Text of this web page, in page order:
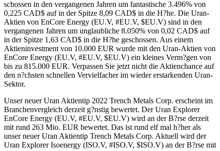
schossen in den vergangenen Jahren um fantastische 3.496% von
0,225 CAD$ auf in der Spitze 8,09 CAD$ in die H?he. Die Uran-
Aktien von EnCore Energy (EU.V, #EU.V, $EU.V) sind in den
vergangenen Jahren um unglaubliche 8.050% von 0,02 CAD$ auf
in der Spitze 1,63 CAD$ in die H?he geschossen. Aus einem
Aktieninvestment von 10.000 EUR wurde mit den Uran-Aktien von
EnCore Energy (EU.V, #EU.V, $EU.V) ein kleines Verm?gen von
bis zu 815.000 EUR. Verpassen Sie jetzt nicht die Aktienchance auf
den n?chsten schnellen Vervielfacher im wieder erstarkenden Uran-
Sektor.
Unser neuer Uran Aktientip 2022 Trench Metals Corp. erscheint im
Branchenvergleich derzeit g?nstig bewertet. Der Uran Explorer
EnCore Energy (EU.V, #EU.V, $EU.V) wird an der B?rse derzeit
mit rund 263 Mio. EUR bewertet. Das ist rund elf mal h?her als
unser neuer Uran Aktientip Trench Metals Corp. Aktuell wird der
Uran Explorer Isoenergy (ISO.V, #ISO.V, $ISO.V) an der B?rse mit